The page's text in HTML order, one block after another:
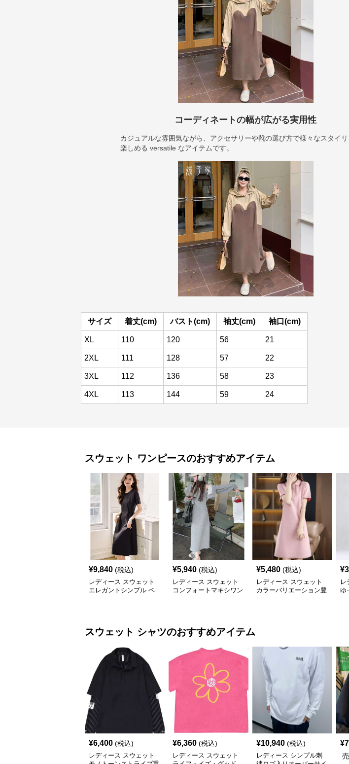
コーディネートの幅が広がる実用性
カジュアルな雰囲気ながら、アクセサリーや靴の選び方で様々なスタイ
楽しめる versatile なアイテムです。
サイズ 着丈(cm) バスト(cm) 袖丈(cm) 袖口(cm)
XL 110 120 56 21
2XL 111 128 57 22
3XL 112 136 58 23
4XL 113 144 59 24
スウェット ワンピースのおすすめアイテム
¥9,840 (税込)
レディース スウェット
エレガントシンプル ベ
¥5,940 (税込)
レディース スウェット
コンフォートマキシワン
¥5,480 (税込)
レディース スウェット
カラーバリエーション豊
¥
レ
ゆ
スウェット シャツのおすすめアイテム
¥6,400 (税込)
レディース スウェット
¥6,360 (税込)
レディース スウェット
¥10,940 (税込)
レディース シンプル刺
¥